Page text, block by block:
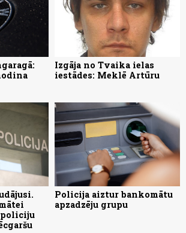
Izgāja no Tvaika ielas
iestādes: Meklē Artūru
Policija aiztur bankomātu
apzadzēju grupu